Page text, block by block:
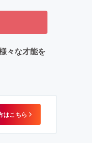
々な才能を
はこちら